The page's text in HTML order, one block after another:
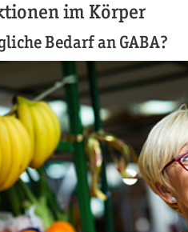
im Körper
Bedarf an GABA?